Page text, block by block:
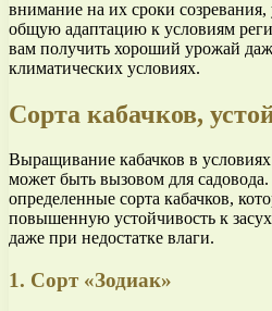
внимание на их сроки созревания,
общую адаптацию к условиям
вам получить хороший урожай
климатических условиях.
Сорта кабачков,
Выращивание кабачков в
может быть вызовом для
определенные сорта кабачков,
повышенную устойчивость к
даже при недостатке влаги.
1. Сорт «Зодиак»